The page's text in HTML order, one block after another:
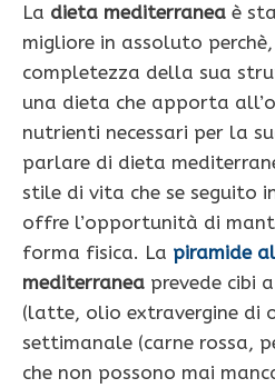
La dieta mediterranea è
migliore in assoluto
completezza della sua
una dieta che apporta
nutrienti necessari per la
parlare di dieta
stile di vita che se seguito
offre l’opportunità di
forma fisica. La piramide
mediterranea prevede cibi
(latte, olio extravergine di
settimanale (carne rossa,
che non possono mai